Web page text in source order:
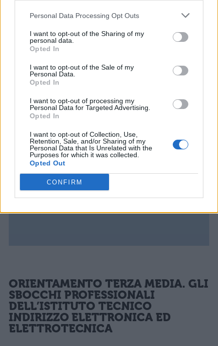
Personal Data Processing Opt Outs
I want to opt-out of the Sharing of my
personal data.
Opted In
I want to opt-out of the Sale of my
Personal Data.
Opted In
I want to opt-out of processing my
Personal Data for Targeted Advertising.
Opted In
I want to opt-out of Collection, Use,
Retention, Sale, and/or Sharing of my
Personal Data that Is Unrelated with the
Purposes for which it was collected.
Opted Out
CONFIRM
ORIENTAMENTO TERZA MEDIA. GLI
SBOCCHI PROFESSIONALI
DELL’ISTITUTO TECNICO
INDIRIZZO ELETTRONICA ED
ELETTROTECNICA